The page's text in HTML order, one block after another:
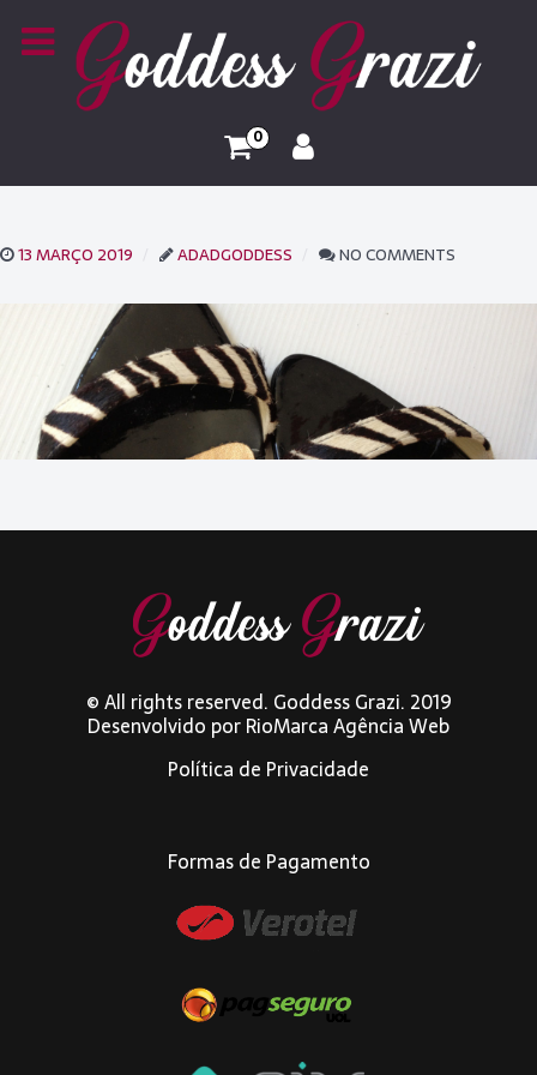
0
13 MARÇO 2019 ADADGODDESS NO COMMENTS
© All rights reserved. Goddess Grazi. 2019
Desenvolvido porRioMarca Agência Web
Política de Privacidade
Formas de Pagamento